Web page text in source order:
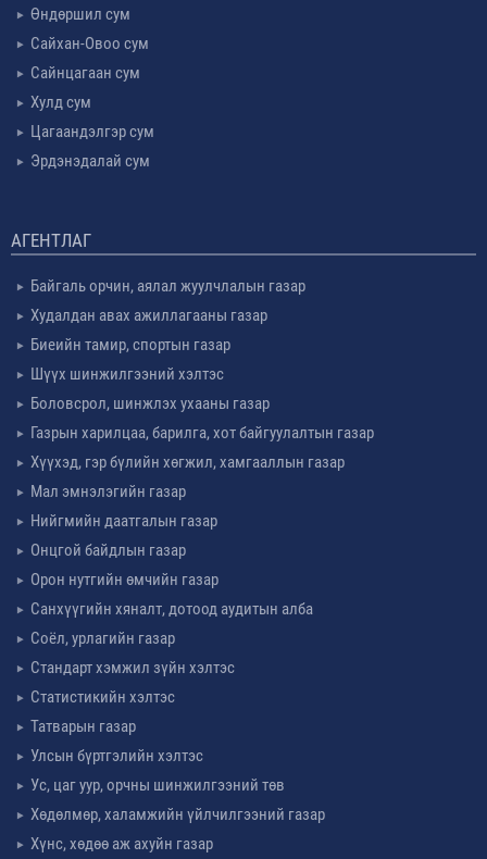
Өндөршил сум
Сайхан-Овоо сум
Сайнцагаан сум
Хулд сум
Цагаандэлгэр сум
Эрдэнэдалай сум
АГЕНТЛАГ
Байгаль орчин, аялал жуулчлалын газар
Худалдан авах ажиллагааны газар
Биеийн тамир, спортын газар
Шүүх шинжилгээний хэлтэс
Боловсрол, шинжлэх ухааны газар
Газрын харилцаа, барилга, хот байгуулалтын газар
Хүүхэд, гэр бүлийн хөгжил, хамгааллын газар
Мал эмнэлэгийн газар
Нийгмийн даатгалын газар
Онцгой байдлын газар
Орон нутгийн өмчийн газар
Санхүүгийн хяналт, дотоод аудитын алба
Соёл, урлагийн газар
Стандарт хэмжил зүйн хэлтэс
Статистикийн хэлтэс
Татварын газар
Улсын бүртгэлийн хэлтэс
Ус, цаг уур, орчны шинжилгээний төв
Хөдөлмөр, халамжийн үйлчилгээний газар
Хүнс, хөдөө аж ахуйн газар